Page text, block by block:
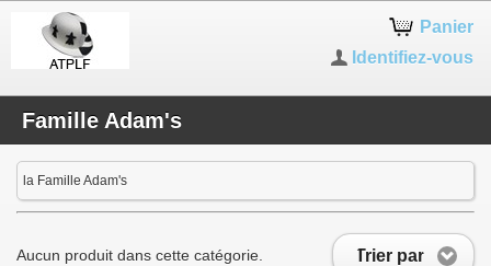
Panier
Identifiez-vous
Famille Adam's
la Famille Adam's
Trier par
Aucun produit dans cette catégorie.